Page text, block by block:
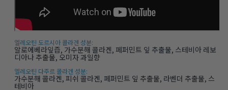
엘레오틴 도르시아 콜라겐 성분:
알로에베라잎즙, 가수분해 콜라겐, 페퍼민트 잎 추출물, 스테비아 레보
디아나 추출물, 오미자 과일향
엘레오틴 다주르 콜라겐 성분:
가수분해 콜라겐, 피쉬 콜라겐, 페퍼민트 잎 추출물, 라벤더 추출물, 스
테비아